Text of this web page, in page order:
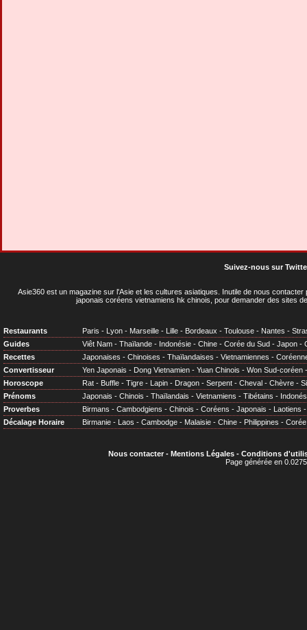
Suivez-nous sur
Asie360 est un magazine sur l'Asie et les cultures asiatiques . Inutile de nous
japonais coréens vietnamiens hk chinois, pour demander des sites
Restaurants Paris - Lyon - Marseille - Lille - Bordeaux - Toulouse - Nantes -
Guides
Viêt Nam - Thaïlande - Indonésie - Chine - Corée du Sud - Japon -
Recettes
Japonaises - Chinoises - Thaïlandaises - Vietnamiennes -
Convertisseur
Yen Japonais - Dong Vietnamien - Yuan Chinois - Won Sud-coréen
Horoscope
Rat - Buffle - Tigre - Lapin - Dragon - Serpent - Cheval - Chèvre -
Prénoms
Japonais - Chinois - Thaïlandais - Vietnamiens - Tibétains -
Proverbes
Birmans - Cambodgiens - Chinois - Coréens - Japonais - Laotiens
Décalage Horaire
Birmanie - Laos - Cambodge - Malaisie - Chine - Philippines - Corée
Nous contacter- Mentions Légales- Conditions
Page générée en